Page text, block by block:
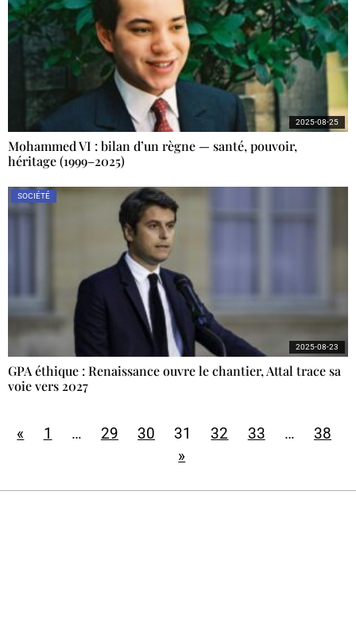
Mohammed VI : bilan d’un règne — santé, pouvoir,
héritage (1999–2025)
2025-08-25
SOCIÉTÉ
GPA éthique : Renaissance ouvre le chantier, Attal trace sa
voie vers 2027
2025-08-23
« 1 … 29 30 31 32 33 …
38
»